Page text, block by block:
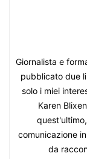
Giornalista e
pubblicato due
solo i miei
Karen
comunicazione
da